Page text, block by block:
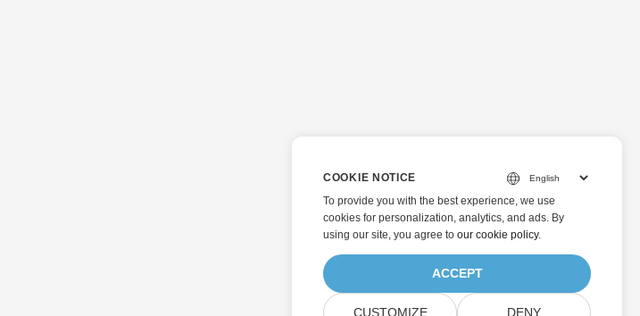
COOKIE NOTICE
To provide you with the best experience, we use
cookies for personalization, analytics, and ads. By
using our site, you agree to our cookie policy.
ACCEPT
CUSTOMIZE DENY